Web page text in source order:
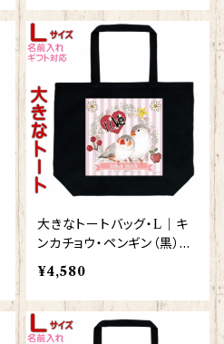
大きなトートバッグ・L｜キ
ンカチョウ・ペンギン（黒）
【型番 BL-142】きゃぴあー
と KYAPIArt
¥4,580